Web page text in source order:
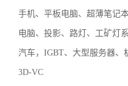
手机、平板电脑、超薄笔记
电脑、投影、路灯、工矿灯
汽车，IGBT、大型服务器、
3D-VC